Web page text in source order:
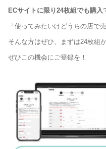
ECサイトに限り24枚組でも購入
「使ってみたいけどうちの店で
そんな方はぜひ、まずは24枚組
ぜひこの機会にご登録を！